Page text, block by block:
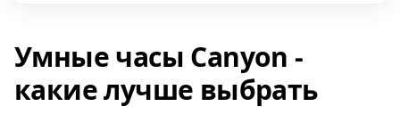
гаджетом для большинства пользователей.
Часы оснащены функциями мониторинга сна,
калорий и физической активности, а также
встроенным пульсометром для отслеживания
Умные часы Canyon -
какие лучше выбрать